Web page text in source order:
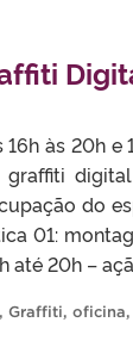
16h às 20h
digital
do
01:
até 20h –
, Graffiti, oficina,